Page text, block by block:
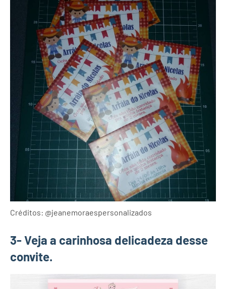
Créditos: @jeanemoraespersonalizados
3- Veja a carinhosa delicadeza desse
convite.